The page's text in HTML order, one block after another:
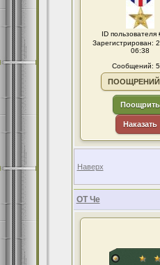
ID пользователя
Зарегистрирован:
06:38
Сообщений:
Поощрить
Наказать
Наверх
ОТ Че